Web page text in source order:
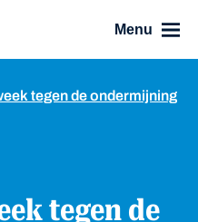
Menu
tegen de ondermijning